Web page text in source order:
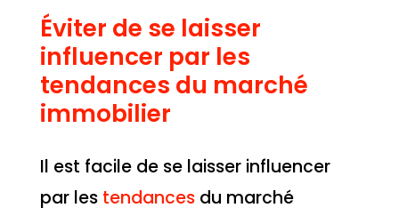
Éviter de se laisser
influencer par les
tendances du marché
immobilier
Il est facile de se laisser influencer
par les tendancesdu marché